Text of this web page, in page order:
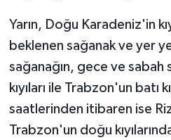
Yarın, Doğu Karadeniz'in
beklenen sağanak ve yer
sağanağın, gece ve sabah
kıyıları ile Trabzon'un batı
saatlerinden itibaren ise
Trabzon'un doğu